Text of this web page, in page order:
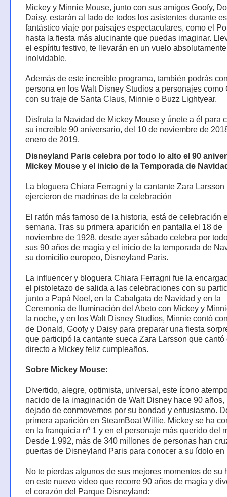
Mickey y Minnie Mouse, junto con sus amigos Goofy,
Daisy, estarán al lado de todos los asistentes durante
fantástico viaje por paisajes espectaculares, como el
hasta la fiesta más alucinante que puedas imaginar.
el espíritu festivo, te llevarán en un vuelo absolutamente
inolvidable.
Además de este increíble programa, también podrás
persona en los Walt Disney Studios a personajes como
con su traje de Santa Claus, Minnie o Buzz Lightyear.
Disfruta la Navidad de Mickey Mouse y únete a él para
su increíble 90 aniversario, del 10 de noviembre de
enero de 2019.
Disneyland Paris celebra por todo lo alto el 90
Mickey Mouse y el inicio de la Temporada de
La bloguera Chiara Ferragni y la cantante Zara Larsson
ejercieron de madrinas de la celebración
El ratón más famoso de la historia, está de celebración
semana. Tras su primera aparición en pantalla el 18 de
noviembre de 1928, desde ayer sábado celebra por
sus 90 años de magia y el inicio de la temporada de
su domicilio europeo, Disneyland Paris.
La influencer y bloguera Chiara Ferragni fue la
el pistoletazo de salida a las celebraciones con su
junto a Papá Noel, en la Cabalgata de Navidad y en la
Ceremonia de Iluminación del Abeto con Mickey y
la noche, y en los Walt Disney Studios, Minnie contó
de Donald, Goofy y Daisy para preparar una fiesta
que participó la cantante sueca Zara Larsson que cantó
directo a Mickey feliz cumpleaños.
Sobre Mickey Mouse:
Divertido, alegre, optimista, universal, este ícono
nacido de la imaginación de Walt Disney hace 90 años,
dejado de conmovernos por su bondad y entusiasmo.
primera aparición en SteamBoat Willie, Mickey se ha
en la franquicia nº 1 y en el personaje más querido del
Desde 1.992, más de 340 millones de personas han
puertas de Disneyland Paris para conocer a su ídolo en
No te pierdas algunos de sus mejores momentos de su
en este nuevo video que recorre 90 años de magia y
el corazón del Parque Disneyland: